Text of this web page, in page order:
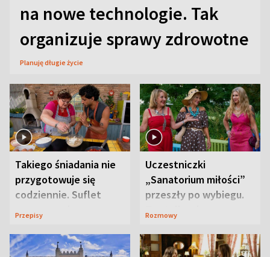
na nowe technologie. Tak
organizuje sprawy zdrowotne
Planuję długie życie
Takiego śniadania nie
przygotowuje się
codziennie. Suflet
serowy zachwyca
Przepisy
Uczestniczki
„Sanatorium miłości”
przeszły po wybiegu.
Te stylizacje
Rozmowy